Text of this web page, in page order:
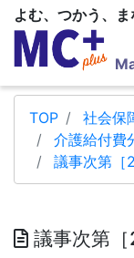
よむ、つかう、ま
TOP
社会保
介護給付費
議事次第［
議事次第